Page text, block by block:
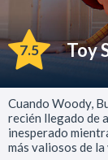
7.5 Toy
Cuando Woody,
recién llegado de
inesperado
más valiosos de la